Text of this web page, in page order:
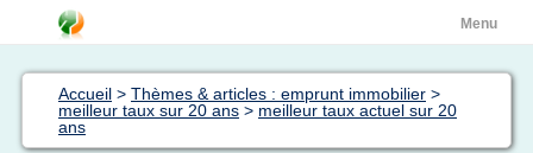
Menu
Accueil > Thèmes & articles : emprunt immobilier >
meilleur taux sur 20 ans > meilleur taux actuel sur 20
ans